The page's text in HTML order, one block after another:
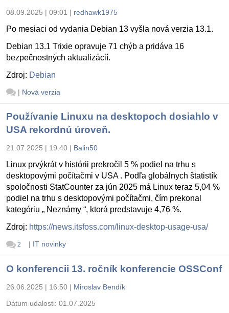
08.09.2025 | 09:01 | redhawk1975
Po mesiaci od vydania Debian 13 vyšla nová verzia 13.1.
Debian 13.1 Trixie opravuje 71 chýb a pridáva 16
bezpečnostných aktualizácií.
Zdroj: Debian
| Nová verzia
Používanie Linuxu na desktopoch dosiahlo v
USA rekordnú úroveň.
21.07.2025 | 19:40 | Balin50
Linux prvýkrát v histórii prekročil 5 % podiel na trhu s
desktopovými počítačmi v USA . Podľa globálnych štatistík
spoločnosti StatCounter za jún 2025 má Linux teraz 5,04 %
podiel na trhu s desktopovými počítačmi, čím prekonal
kategóriu „ Neznámy “, ktorá predstavuje 4,76 %.
Zdroj: https://news.itsfoss.com/linux-desktop-usage-usa/
2 | IT novinky
O konferencii 13. ročník konferencie OSSConf
26.06.2025 | 16:50 | Miroslav Bendík
Dátum udalosti: 01.07.2025